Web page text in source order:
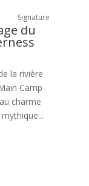
Signature
du
la rivière
Camp
charme